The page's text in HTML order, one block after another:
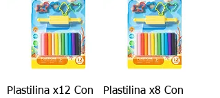
Plastilina x12 Con
Plastilina x8 Con